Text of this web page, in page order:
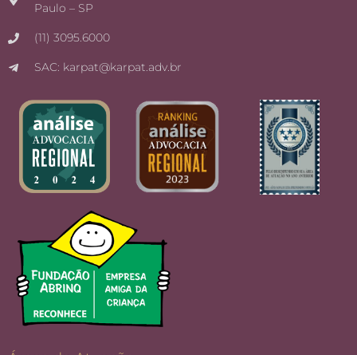
Paulo – SP
(11) 3095.6000
SAC: karpat@karpat.adv.br